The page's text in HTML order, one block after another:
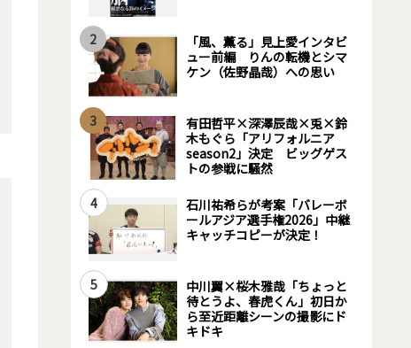
2
「風、薫る」見上愛インタビ
ュー前編 りんの転機とシマ
ケン（佐野晶哉）への思い
3
有田哲平×深澤辰哉×兎×鈴
木もぐら「アリフォルニア
season2」決定 ビッグゲス
トの参戦に騒然
4
石川祐希らが考案「バレーボ
ールアジア選手権2026」中継
キャッチコピーが決定！
5
中川翼×桜木雅哉「ちょっと
待とうよ、春虎くん」初日か
ら至近距離シーンの撮影にド
キドキ